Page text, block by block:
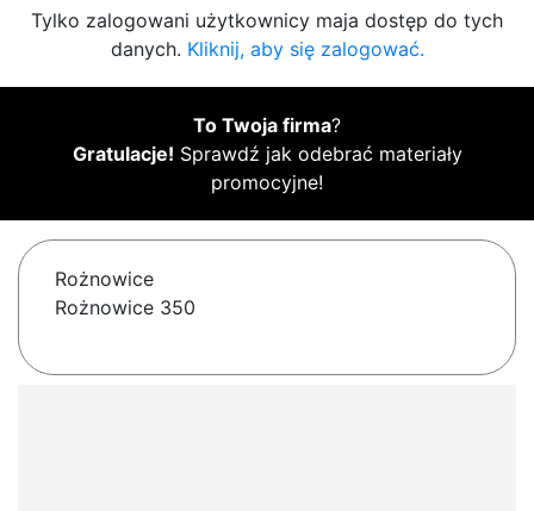
Tylko zalogowani użytkownicy maja dostęp do tych
danych. Kliknij, aby się zalogować.
To Twoja firma?
Gratulacje! Sprawdź jak odebrać materiały
promocyjne!
Rożnowice
Rożnowice 350